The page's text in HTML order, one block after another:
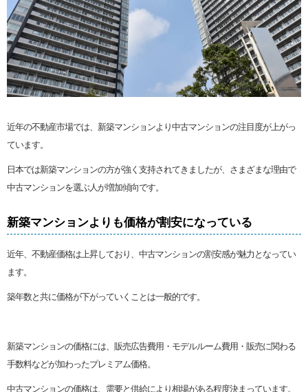
近年の不動産市場では、新築マンションより中古マンションの注目度が上がっ
ています。
日本では新築マンションの方が強く支持されてきましたが、さまざまな理由で
中古マンションを選ぶ人が増加傾向です。
新築マンションよりも価格が割安になっている
近年、不動産価格は上昇しており、中古マンションの割安感が魅力となってい
ます。
築年数と共に価格が下がっていくことは一般的です。
新築マンションの価格には、販売広告費用・モデルルーム費用・販売に関わる
手数料などが加わったプレミアム価格。
中古マンションの価格は、需要と供給により相場がある程度決まっています。